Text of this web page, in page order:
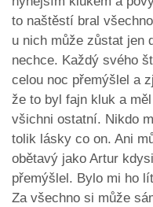
to naštěstí bral
u nich může zůstat jen
nechce. Každý svého
celou noc přemýšlel a
že to byl fajn kluk a
všichni ostatní. Nikdo
tolik lásky co on. Ani
obětavý jako Artur
přemýšlel. Bylo mi ho
Za všechno si může